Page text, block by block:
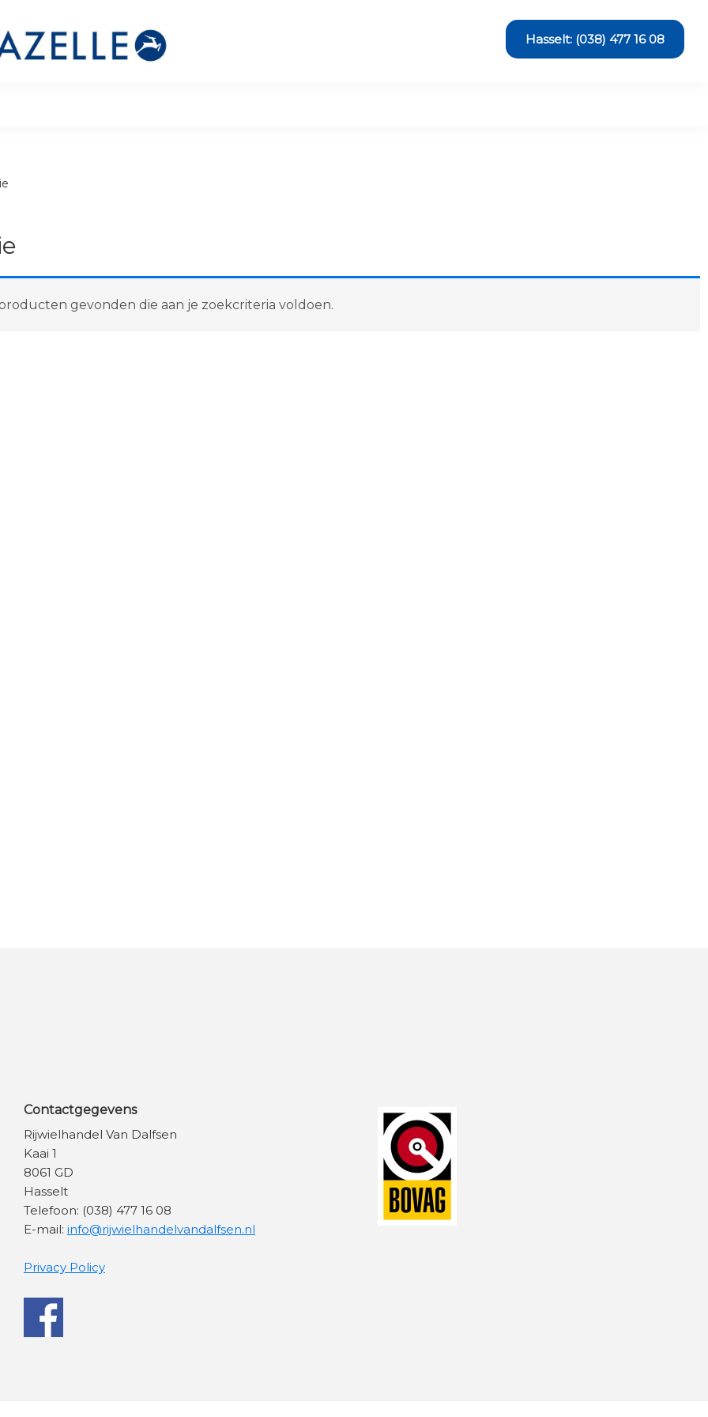
Hasselt: (038) 477 16 08
gevonden die aan je zoekcriteria voldoen.
Contactgegevens
Rijwielhandel Van Dalfsen
Kaai 1
8061 GD
Hasselt
Telefoon: (038) 477 16 08
E-mail: info@rijwielhandelvandalfsen.nl
Privacy Policy